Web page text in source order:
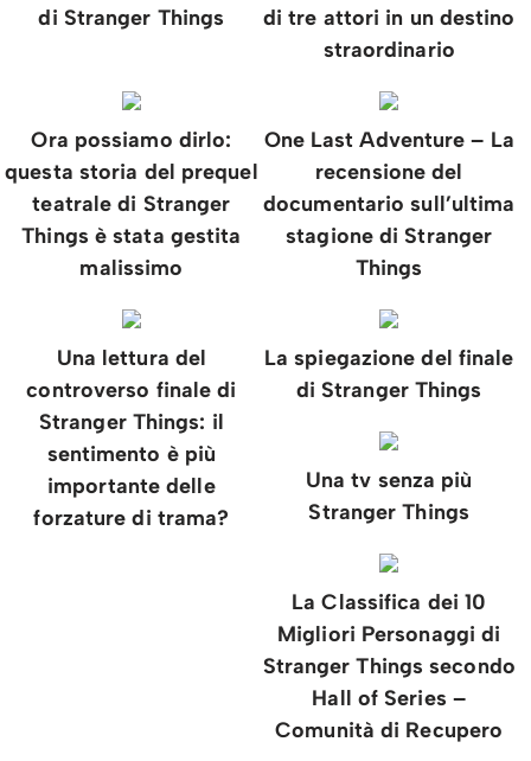
di Stranger Things
di tre attori in un destino
straordinario
Ora possiamo dirlo:
questa storia del prequel
teatrale di Stranger
Things è stata gestita
malissimo
One Last Adventure – La
recensione del
documentario sull’ultima
stagione di Stranger
Things
Una lettura del
controverso finale di
Stranger Things: il
sentimento è più
importante delle
forzature di trama?
La spiegazione del finale
di Stranger Things
Una tv senza più
Stranger Things
La Classifica dei 10
Migliori Personaggi di
Stranger Things secondo
Hall of Series –
Comunità di Recupero